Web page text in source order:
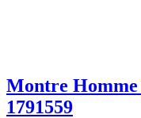
Montre
1791559